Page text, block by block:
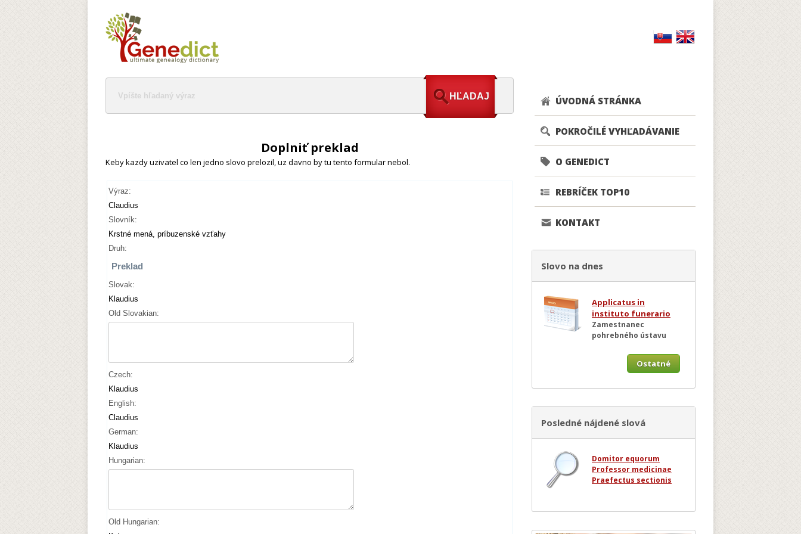
Doplniť preklad
Keby kazdy uzivatel co len jedno slovo prelozil, uz davno by tu tento formular nebol.
Výraz:
Claudius
Slovník:
Krstné mená, príbuzenské vzťahy
Druh:
Preklad
Slovak:
Klaudius
Old Slovakian:
Czech:
Klaudius
English:
Claudius
German:
Klaudius
Hungarian:
Old Hungarian:
ÚVODNÁ STRÁNKA
POKROČILÉ VYHĽADÁVANIE
O GENEDICT
REBRÍČEK TOP10
KONTAKT
Slovo na dnes
Applicatus in
instituto funerario
Zamestnanec
pohrebného ústavu
Ostatné
Posledné nájdené slová
Domitor equorum
Professor medicinae
Praefectus sectionis